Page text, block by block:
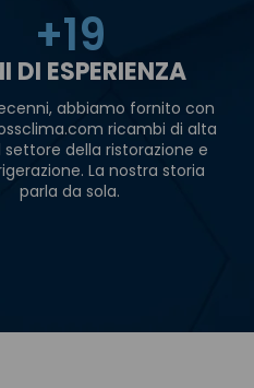
+20
DI ESPERIENZA
abbiamo fornito con
ricambi di alta
della ristorazione e
La nostra storia
parla da sola.